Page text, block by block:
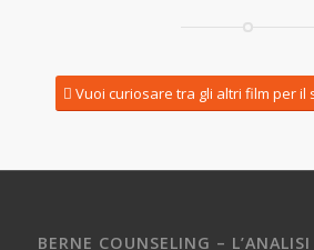
Vuoi curiosare tra gli altri film per il
BERNE COUNSELING –